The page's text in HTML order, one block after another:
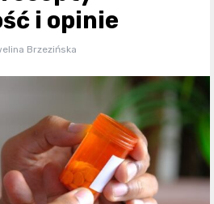
i opinie
Brzezińska